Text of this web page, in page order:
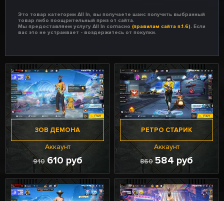
Это товар категории All In, вы получаете шанс получить выбранный
товар либо поощрительный приз от сайта.
Мы предоставляем услугу All In согласно (правилам сайта п.1.6). Если
вас это не устраивает - воздержитесь от покупки.
ЗОВ ДЕМОНА
Аккаунт
910 610 руб
РЕТРО СТАРИК
Аккаунт
860 584 руб